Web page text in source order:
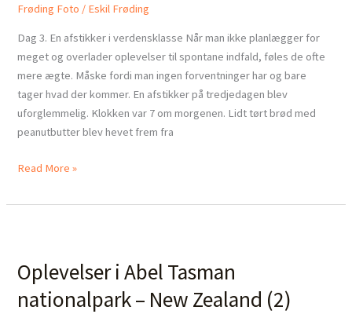
Frøding Foto / Eskil Frøding
Dag 3. En afstikker i verdensklasse Når man ikke planlægger for
meget og overlader oplevelser til spontane indfald, føles de ofte
mere ægte. Måske fordi man ingen forventninger har og bare
tager hvad der kommer. En afstikker på tredjedagen blev
uforglemmelig. Klokken var 7 om morgenen. Lidt tørt brød med
peanutbutter blev hevet frem fra
–
Zealand
(3)
Read More »
Oplevelser i Abel Tasman
nationalpark – New Zealand (2)
Abel
Tasman
nationalpark